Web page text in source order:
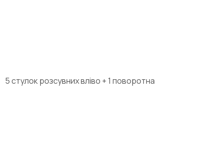
5 стулок розсувних вліво + 1 поворотна